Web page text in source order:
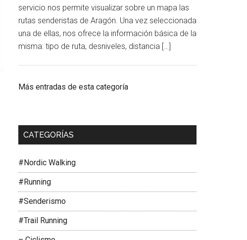
servicio nos permite visualizar sobre un mapa las
rutas senderistas de Aragón. Una vez seleccionada
una de ellas, nos ofrece la información básica de la
misma: tipo de ruta, desniveles, distancia […]
Más entradas de esta categoría
CATEGORÍAS
#Nordic Walking
#Running
#Senderismo
#Trail Running